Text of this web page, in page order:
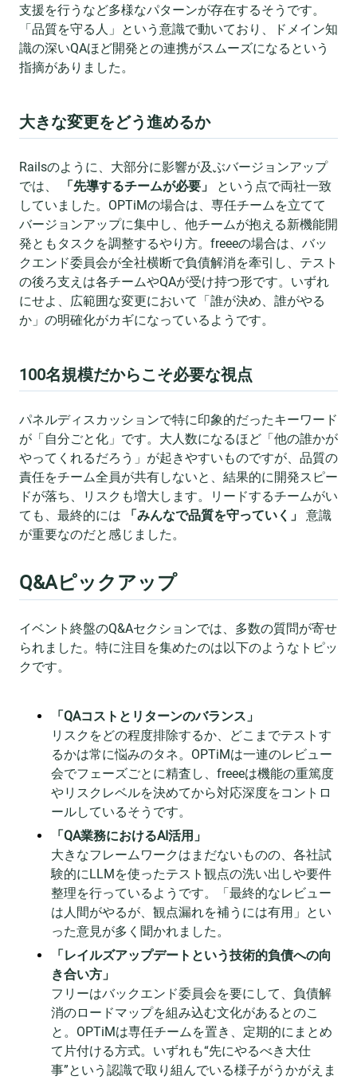
支援を行うなど多様なパターンが存在するそうです。
「品質を守る人」という意識で動いており、ドメイン知
識の深いQAほど開発との連携がスムーズになるという
指摘がありました。
大きな変更をどう進めるか
Railsのように、大部分に影響が及ぶバージョンアップ
では、
「先導するチームが必要」
という点で両社一致
していました。OPTiMの場合は、専任チームを立てて
バージョンアップに集中し、他チームが抱える新機能開
発ともタスクを調整するやり方。freeeの場合は、バッ
クエンド委員会が全社横断で負債解消を牽引し、テスト
の後ろ支えは各チームやQAが受け持つ形です。いずれ
にせよ、広範囲な変更において「誰が決め、誰がやる
か」の明確化がカギになっているようです。
100名規模だからこそ必要な視点
パネルディスカッションで特に印象的だったキーワード
が「自分ごと化」です。大人数になるほど「他の誰かが
やってくれるだろう」が起きやすいものですが、品質の
責任をチーム全員が共有しないと、結果的に開発スピー
ドが落ち、リスクも増大します。リードするチームがい
ても、最終的には
「みんなで品質を守っていく」
意識
が重要なのだと感じました。
Q&Aピックアップ
イベント終盤のQ&Aセクションでは、多数の質問が寄せ
られました。特に注目を集めたのは以下のようなトピッ
クです。
「QAコストとリターンのバランス」
リスクをどの程度排除するか、どこまでテストす
るかは常に悩みのタネ。OPTiMは一連のレビュー
会でフェーズごとに精査し、freeeは機能の重篤度
やリスクレベルを決めてから対応深度をコントロ
ールしているそうです。
「QA業務におけるAI活用」
大きなフレームワークはまだないものの、各社試
験的にLLMを使ったテスト観点の洗い出しや要件
整理を行っているようです。「最終的なレビュー
は人間がやるが、観点漏れを補うには有用」とい
った意見が多く聞かれました。
「レイルズアップデートという技術的負債への向
き合い方」
フリーはバックエンド委員会を要にして、負債解
消のロードマップを組み込む文化があるとのこ
と。OPTiMは専任チームを置き、定期的にまとめ
て片付ける方式。いずれも“先にやるべき大仕
事”という認識で取り組んでいる様子がうかがえま